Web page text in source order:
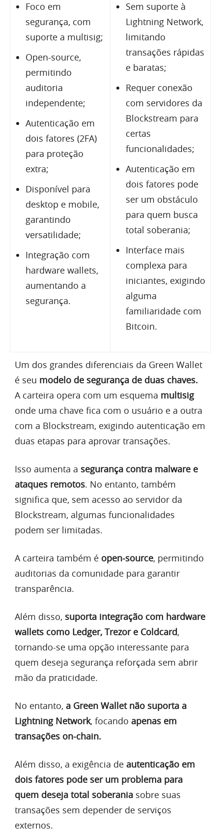
Foco em
segurança, com
suporte a multisig;
Open-source,
permitindo
auditoria
independente;
Autenticação em
dois fatores (2FA)
para proteção
extra;
Disponível para
desktop e mobile,
garantindo
versatilidade;
Integração com
hardware wallets,
aumentando a
segurança.
Sem suporte à
Lightning Network,
limitando
transações rápidas
e baratas;
Requer conexão
com servidores da
Blockstream para
certas
funcionalidades;
Autenticação em
dois fatores pode
ser um obstáculo
para quem busca
total soberania;
Interface mais
complexa para
iniciantes, exigindo
alguma
familiaridade com
Bitcoin.
Um dos grandes diferenciais da Green Wallet
é seu modelo de segurança de duas chaves.
A carteira opera com um esquema multisig
onde uma chave fica com o usuário e a outra
com a Blockstream, exigindo autenticação em
duas etapas para aprovar transações.
Isso aumenta a segurança contra malware e
ataques remotos. No entanto, também
significa que, sem acesso ao servidor da
Blockstream, algumas funcionalidades
podem ser limitadas.
A carteira também é open-source, permitindo
auditorias da comunidade para garantir
transparência.
Além disso, suporta integração com hardware
wallets como Ledger, Trezor e Coldcard,
tornando-se uma opção interessante para
quem deseja segurança reforçada sem abrir
mão da praticidade.
No entanto, a Green Wallet não suporta a
Lightning Network, focando apenas em
transações on-chain.
Além disso, a exigência de autenticação em
dois fatores pode ser um problema para
quem deseja total soberania sobre suas
transações sem depender de serviços
externos.